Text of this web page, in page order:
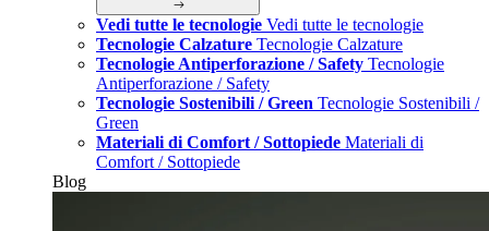
Vedi tutte le tecnologie Vedi tutte le tecnologie
Tecnologie Calzature Tecnologie Calzature
Tecnologie Antiperforazione / Safety Tecnologie
Antiperforazione / Safety
Tecnologie Sostenibili / Green Tecnologie Sostenibili /
Green
Materiali di Comfort / Sottopiede Materiali di
Comfort / Sottopiede
Blog